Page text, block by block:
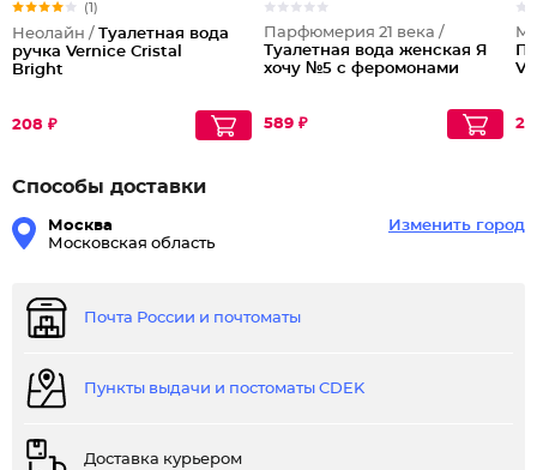
(1)
Неолайн / Туалетная вода
ручка Vernice Cristal
Bright
208 ₽
Парфюмерия 21 века /
Туалетная вода женская Я
хочу №5 с феромонами
589 ₽
Способы доставки
Москва
Московская область
Изменить город
Почта России и почтоматы
Пункты выдачи и постоматы CDEK
Доставка курьером